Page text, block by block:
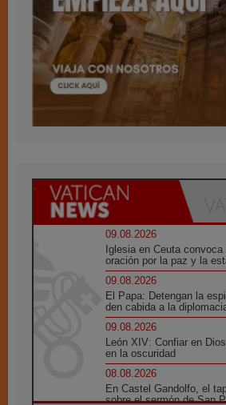
09.08.2026
Iglesia en Ceuta
oración por la paz y la
09.08.2026
El Papa: Detengan la
den cabida a la
09.08.2026
León XIV: Confiar en
en la oscuridad
08.08.2026
En Castel Gandolfo, el
sobre el sermón de San